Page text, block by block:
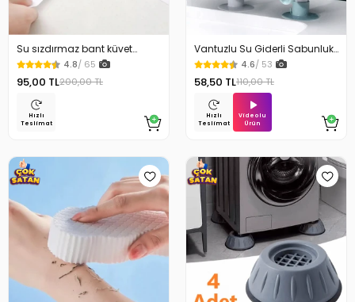
Su sızdırmaz bant küvet
Tezgah tamir bandı
4.8/ 65
95,00 TL200,00 TL
Hızlı
Teslimat
Vantuzlu Su Giderli Sabunluk
Kaymaz 4.6/ 53
58,50 TL110,00 TL
Hızlı
Teslimat
Videolu
Ürün